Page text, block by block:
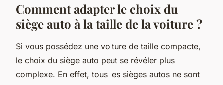
Comment adapter le choix du
siège auto à la taille de la voiture ?
Si vous possédez une voiture de taille compacte,
le choix du siège auto peut se révéler plus
complexe. En effet, tous les sièges autos ne sont